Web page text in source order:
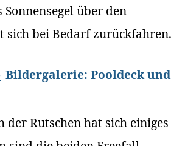
über den
sich bei Bedarf zurückfahren.
Bildergalerie: Pooldeck und
der Rutschen hat sich einiges